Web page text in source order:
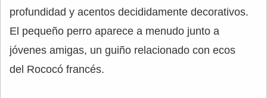
profundidad y acentos decididamente decorativos.
El pequeño perro aparece a menudo junto a
jóvenes amigas, un guiño relacionado con ecos
del Rococó francés.